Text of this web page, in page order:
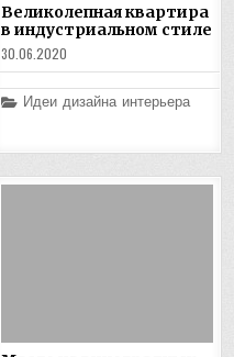
Великолепная квартира
в индустриальном стиле
30.06.2020
Posted
in
Идеи дизайна интерьера